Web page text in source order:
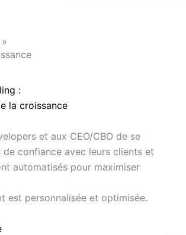
:
la croissance
et aux CEO/CBO de se
confiance avec leurs clients et
automatisés pour maximiser
est personnalisée et optimisée.